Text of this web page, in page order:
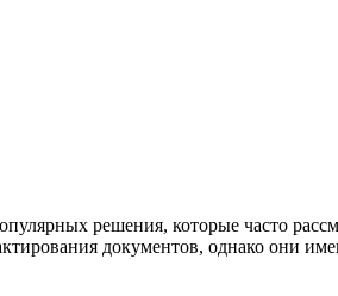
решения, которые часто
документов, однако они